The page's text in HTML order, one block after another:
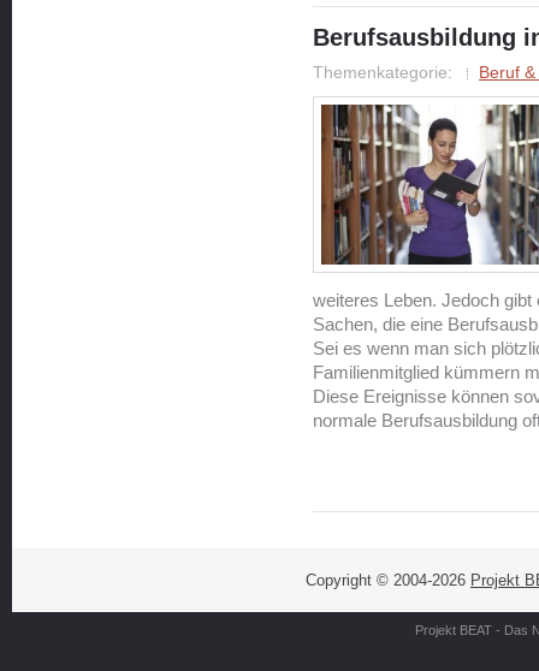
Berufsausbildung
Themenkategorie: Beruf
weiteres Leben. Jedoch
Sachen, die eine
Sei es wenn man sich
Familienmitglied kümmern
Diese Ereignisse können
normale Berufsausbildung
Copyright © 2004-2026 Projekt
Projekt BEAT - Das